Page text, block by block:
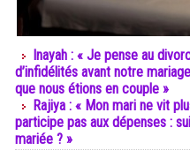
Inayah : « Je pense au
d’infidélités avant notre
que nous étions en couple »
Rajiya : « Mon mari ne vit
participe pas aux dépenses :
mariée ? »